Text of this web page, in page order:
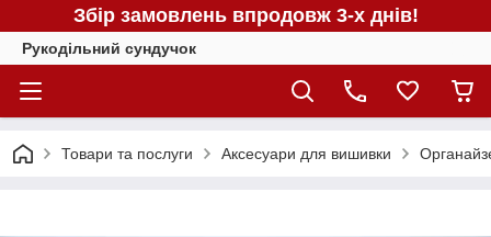
Збір замовлень впродовж 3-х днів!
Рукодільний сундучок
Товари та послуги Аксесуари для вишивки